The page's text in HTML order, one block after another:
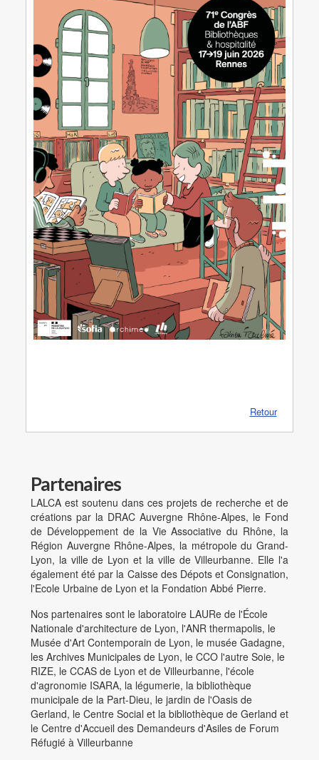
Retour
Partenaires
LALCA est soutenu dans ces projets de recherche et de
créations par la DRAC Auvergne Rhône-Alpes, le Fond
de Développement de la Vie Associative du Rhône, la
Région Auvergne Rhône-Alpes, la métropole du Grand-
Lyon, la ville de Lyon et la ville de Villeurbanne. Elle l'a
également été par la Caisse des Dépots et Consignation,
l'Ecole Urbaine de Lyon et la Fondation Abbé Pierre.
Nos partenaires sont le laboratoire LAURe de l'École
Nationale d'architecture de Lyon, l'ANR thermapolis, le
Musée d'Art Contemporain de Lyon, le musée Gadagne,
les Archives Municipales de Lyon, le CCO l'autre Soie, le
RIZE, le CCAS de Lyon et de Villeurbanne, l'école
d'agronomie ISARA, la légumerie, la bibliothèque
municipale de la Part-Dieu, le jardin de l'Oasis de
Gerland, le Centre Social et la bibliothèque de Gerland et
le Centre d'Accueil des Demandeurs d'Asiles de Forum
Réfugié à Villeurbanne